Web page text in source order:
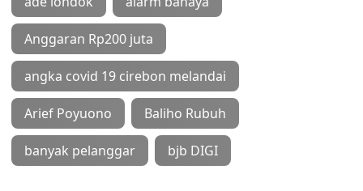
Anggaran Rp200 juta
angka covid 19 cirebon melandai
Arief Poyuono Baliho Rubuh
banyak pelanggar bjb DIGI